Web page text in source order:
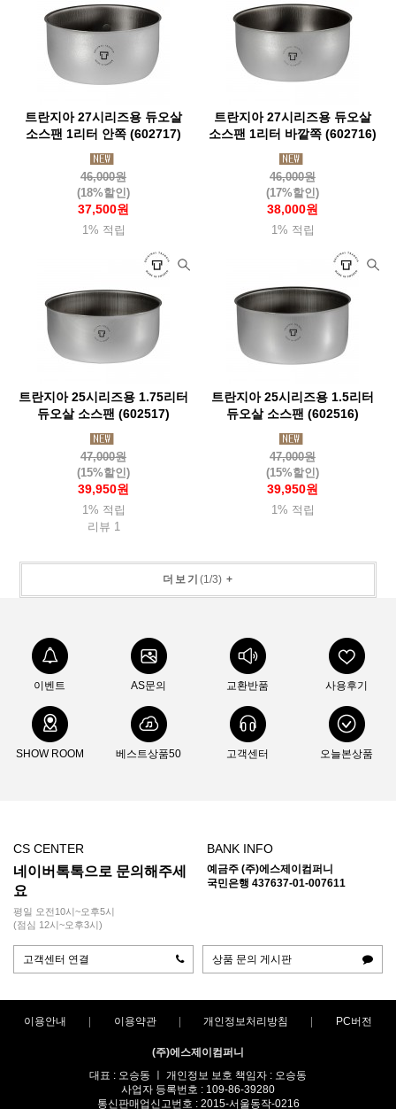
트란지아 27시리즈용 듀오살
소스팬 1리터 안쪽 (602717)
46,000원
(18%할인)
37,500원
1% 적립
트란지아 27시리즈용 듀오살
소스팬 1리터 바깥쪽 (602716)
46,000원
(17%할인)
38,000원
1% 적립
트란지아 25시리즈용 1.75리터
듀오살 소스팬 (602517)
47,000원
(15%할인)
39,950원
1% 적립
리뷰 1
트란지아 25시리즈용 1.5리터
듀오살 소스팬 (602516)
47,000원
(15%할인)
39,950원
1% 적립
더보기 (1/3)+
이벤트 AS문의 교환반품 사용후기
SHOW ROOM 베스트상품50 고객센터 오늘본상품
CS CENTER
네이버톡톡으로 문의해주세
요
평일 오전10시~오후5시
(점심 12시~오후3시)
BANK INFO
예금주 (주)에스제이컴퍼니
국민은행 437637-01-007611
고객센터 연결 상품 문의 게시판
이용안내 이용약관 개인정보처리방침 PC버전
(주)에스제이컴퍼니
대표 : 오승동 ㅣ 개인정보 보호 책임자 : 오승동
사업자 등록번호 : 109-86-39280
통신판매업신고번호 : 2015-서울동작-0216